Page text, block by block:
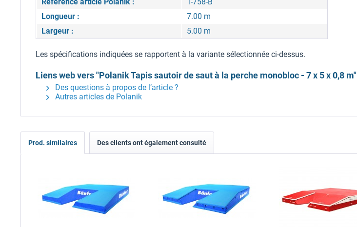
Longueur :
7.00 m
Largeur :
5.00 m
Les spécifications indiquées se rapportent à la variante sélectionnée ci-dessus.
Liens web vers "Polanik Tapis sautoir de saut à la perche monobloc - 7 x 5 x 0,8 m"
Des questions à propos de l’article ?
Autres articles de Polanik
Prod. similaires Des clients ont également consulté